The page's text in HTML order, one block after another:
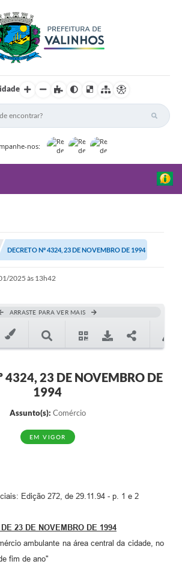
nos:
- estudante de Direito -
DECRETO Nº 4324, 23 DE NOVEMBRO DE 1994
2025 às 13h42
ARRASTE PARA VER MAIS
4324, 23 DE NOVEMBRO DE
1994
Assunto(s): Comércio
EM VIGOR
Edição 272, de 29.11.94 - p. 1 e 2
DE 23 DE NOVEMBRO DE 1994
ambulante na área central da cidade, no
fim de ano"